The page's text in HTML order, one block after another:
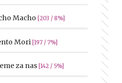
Macho [203 / 8%]
Mori [197 / 7%]
za nas [142 / 5%]